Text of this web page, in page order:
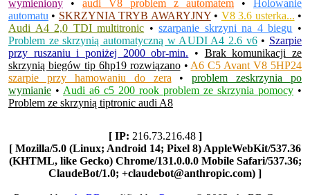
wymieniony • audi V8 problem z automatem • Holowanie
automatu • SKRZYNIA TRYB AWARYJNY• V8 3.6 usterka... •
Audi A4 2,0 TDI multitronic •szarpanie skrzyni na 4 biegu •
Problem ze skrzynią automatyczną w AUDI A4 2.6 v6• Szarpie
przy ruszaniu i poniżej 2000 obr-min. • Brak komunikacji ze
skrzynią biegów tip 6hp19 rozwiązano• A6 C5 Avant V8 5HP24
szarpie przy hamowaniu do zera •problem zeskrzynia po
wymianie • Audi a6 c5 200 rook problem ze skrzynia pomocy •
Problem ze skrzynią tiptronic audi A8
[ IP: 216.73.216.48 ]
[ Mozilla/5.0 (Linux; Android 14; Pixel 8) AppleWebKit/537.36
(KHTML, like Gecko) Chrome/131.0.0.0 Mobile Safari/537.36;
ClaudeBot/1.0; +claudebot@anthropic.com) ]